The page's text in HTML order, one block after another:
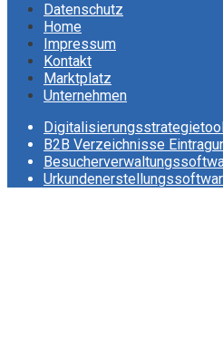
Datenschutz
Home
Impressum
Kontakt
Marktplatz
Unternehmen
B2B Verzeichnisse